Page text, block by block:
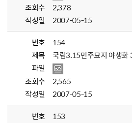
조회수
2,378
작성일
2007-05-15
번호
154
제목
국립3.15민주묘지 야생화
파일
조회수
2,565
작성일
2007-05-15
번호
153